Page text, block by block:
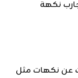
نكهة
نكهات مثل